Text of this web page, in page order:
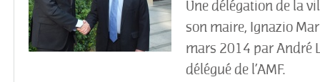
Une délégation de la
son maire, Ignazio
mars 2014 par André
délégué de l’AMF.